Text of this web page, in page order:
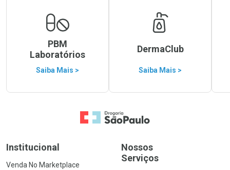
PBM
Laboratórios
Saiba Mais >
DermaClub
Saiba Mais >
Ir para a Home
Institucional
Venda No Marketplace
Nossos
Serviços